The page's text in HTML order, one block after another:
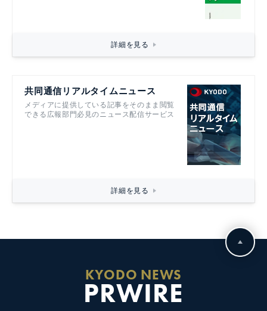
詳細を見る
共同通信リアルタイムニュース
メディアに提供している記事をそのまま閲覧
できる広報部門必見のニュース配信サービス
詳細を見る
KYODO NEWS
PRWIRE